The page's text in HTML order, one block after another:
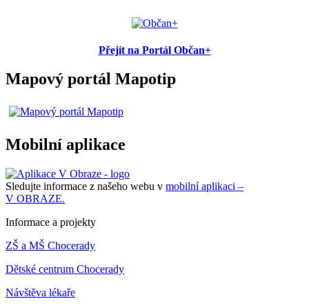
Přejít na Portál Občan+
Mapový portál Mapotip
Mobilní aplikace
Sledujte informace z našeho webu v mobilní aplikaci –
V OBRAZE.
Informace a projekty
ZŠ a MŠ Chocerady
Dětské centrum Chocerady
Návštěva lékaře